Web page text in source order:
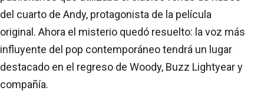
del cuarto de Andy, protagonista de la película
original. Ahora el misterio quedó resuelto: la voz más
influyente del pop contemporáneo tendrá un lugar
destacado en el regreso de Woody, Buzz Lightyear y
compañía.